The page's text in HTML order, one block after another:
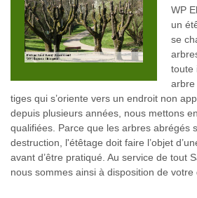
WP
un
se
toute
arbre
tiges qui s’oriente vers un endroit non
depuis plusieurs années, nous mettons
qualifiées. Parce que les arbres abrégés
destruction, l'étêtage doit faire l’objet
avant d’être pratiqué. Au service de tout
nous sommes ainsi à disposition de votre